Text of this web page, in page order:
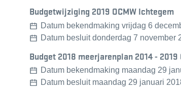
Budgetwijziging 2019 OCMW Ichtegem
Datum bekendmaking vrijdag 6
Datum besluitdonderdag 7 november
Budget 2018 meerjarenplan 2014 -
Datum bekendmaking maandag 29
Datum besluitmaandag 29 januari